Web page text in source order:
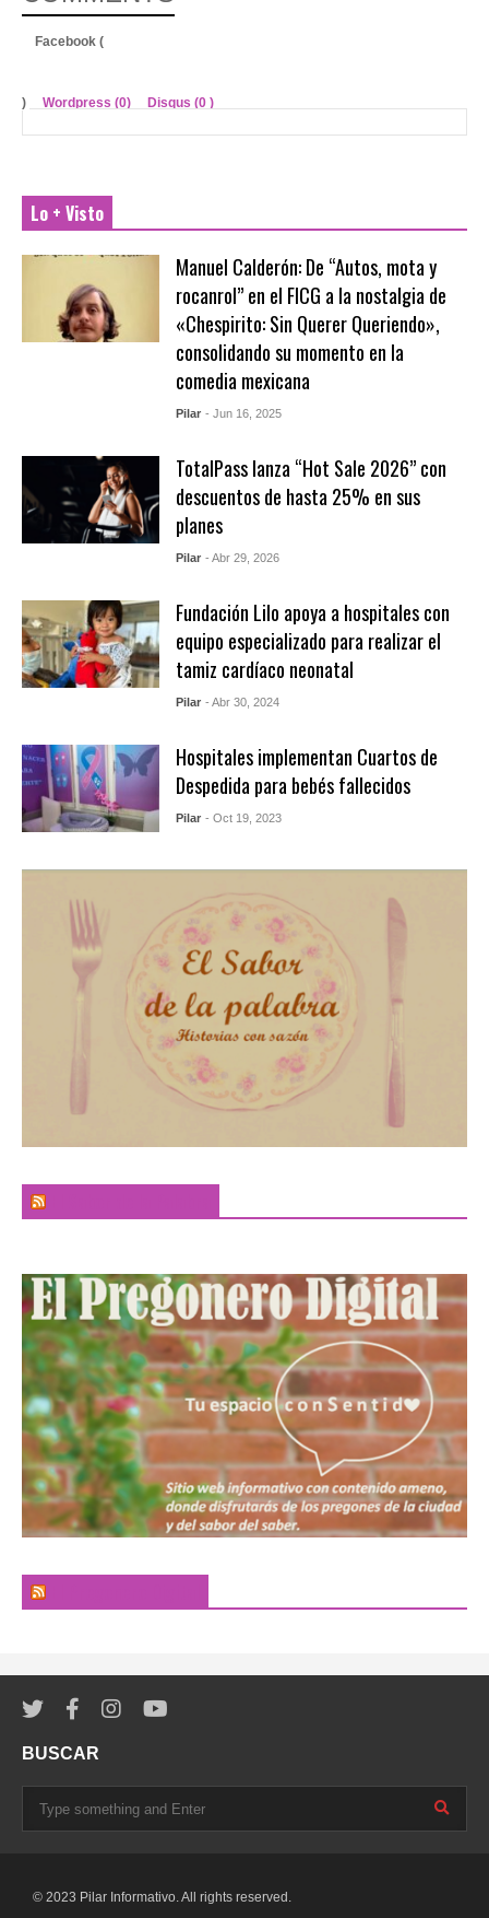
Facebook (
) Wordpress (0) Disqus (0 )
Lo + Visto
Manuel Calderón: De “Autos, mota y
rocanrol” en el FICG a la nostalgia de
«Chespirito: Sin Querer Queriendo»,
consolidando su momento en la
comedia mexicana
Pilar - Jun 16, 2025
TotalPass lanza “Hot Sale 2026” con
descuentos de hasta 25% en sus
planes
Pilar - Abr 29, 2026
Fundación Lilo apoya a hospitales con
equipo especializado para realizar el
tamiz cardíaco neonatal
Pilar - Abr 30, 2024
Hospitales implementan Cuartos de
Despedida para bebés fallecidos
Pilar - Oct 19, 2023
BUSCAR
© 2023 Pilar Informativo. All rights reserved.